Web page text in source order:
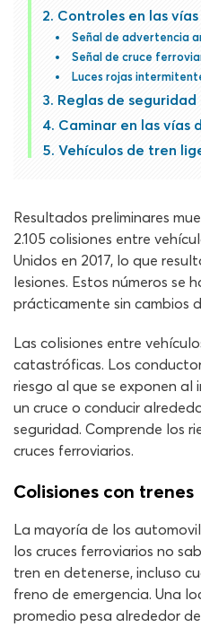
Controles en las
Señal de advertencia
Señal de cruce
Luces rojas
Reglas de
Caminar en las vías
Vehículos de tren
Resultados preliminares
2.105 colisiones entre
Unidos en 2017, lo que
lesiones. Estos números se
prácticamente sin cambios
Las colisiones entre
catastróficas. Los
riesgo al que se exponen
un cruce o conducir
seguridad. Comprende los
cruces ferroviarios.
Colisiones con trenes
La mayoría de los
los cruces ferroviarios no
tren en detenerse, incluso
freno de emergencia. Una
promedio pesa alrededor